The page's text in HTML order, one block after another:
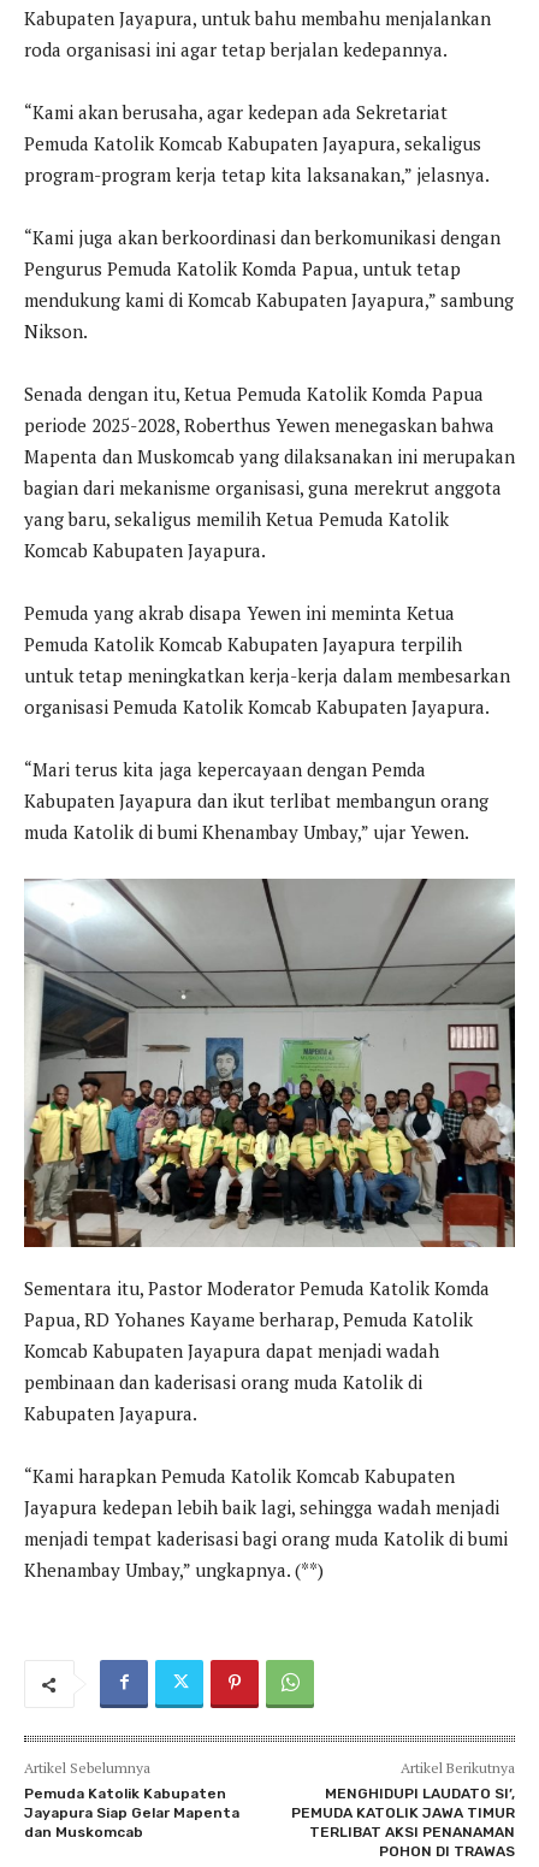
Kabupaten Jayapura, untuk bahu membahu menjalankan
roda organisasi ini agar tetap berjalan kedepannya.
“Kami akan berusaha, agar kedepan ada Sekretariat
Pemuda Katolik Komcab Kabupaten Jayapura, sekaligus
program-program kerja tetap kita laksanakan,” jelasnya.
“Kami juga akan berkoordinasi dan berkomunikasi dengan
Pengurus Pemuda Katolik Komda Papua, untuk tetap
mendukung kami di Komcab Kabupaten Jayapura,” sambung
Nikson.
Senada dengan itu, Ketua Pemuda Katolik Komda Papua
periode 2025-2028, Roberthus Yewen menegaskan bahwa
Mapenta dan Muskomcab yang dilaksanakan ini merupakan
bagian dari mekanisme organisasi, guna merekrut anggota
yang baru, sekaligus memilih Ketua Pemuda Katolik
Komcab Kabupaten Jayapura.
Pemuda yang akrab disapa Yewen ini meminta Ketua
Pemuda Katolik Komcab Kabupaten Jayapura terpilih
untuk tetap meningkatkan kerja-kerja dalam membesarkan
organisasi Pemuda Katolik Komcab Kabupaten Jayapura.
“Mari terus kita jaga kepercayaan dengan Pemda
Kabupaten Jayapura dan ikut terlibat membangun orang
muda Katolik di bumi Khenambay Umbay,” ujar Yewen.
Sementara itu, Pastor Moderator Pemuda Katolik Komda
Papua, RD Yohanes Kayame berharap, Pemuda Katolik
Komcab Kabupaten Jayapura dapat menjadi wadah
pembinaan dan kaderisasi orang muda Katolik di
Kabupaten Jayapura.
“Kami harapkan Pemuda Katolik Komcab Kabupaten
Jayapura kedepan lebih baik lagi, sehingga wadah menjadi
menjadi tempat kaderisasi bagi orang muda Katolik di bumi
Khenambay Umbay,” ungkapnya. (**)
Artikel Sebelumnya
Pemuda Katolik Kabupaten
Jayapura Siap Gelar Mapenta
dan Muskomcab
Artikel Berikutnya
MENGHIDUPI LAUDATO SI’,
PEMUDA KATOLIK JAWA TIMUR
TERLIBAT AKSI PENANAMAN
POHON DI TRAWAS